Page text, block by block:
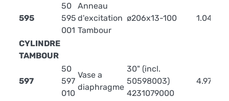
595
50
595
001
Anneau
d'excitation
Tambour
ø206x13-100 1.04
CYLINDRE
TAMBOUR
597
50
597
010
Vase a
diaphragme
30" (incl.
50598003)
4231079000
4.97